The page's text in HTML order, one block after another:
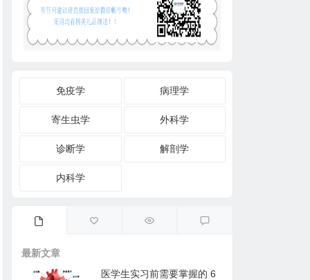
免疫学 病理学
寄生虫学 外科学
诊断学 解剖学
内科学
最新文章
医学生实习前需要掌握的 6